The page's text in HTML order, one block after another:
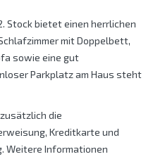
Stock bietet einen herrlichen
mit Doppelbett,
sowie eine gut
Parkplatz am Haus steht
die
Kreditkarte und
Weitere Informationen